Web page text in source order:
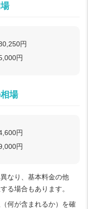
円
円
場
円
円
なり、基本料金の他
る場合もあります。
何が含まれるか）を確